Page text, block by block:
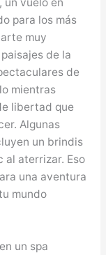
para los más
muy
de la
de
mientras
libertad que
Algunas
un brindis
al aterrizar. Eso
una aventura
mundo
un spa